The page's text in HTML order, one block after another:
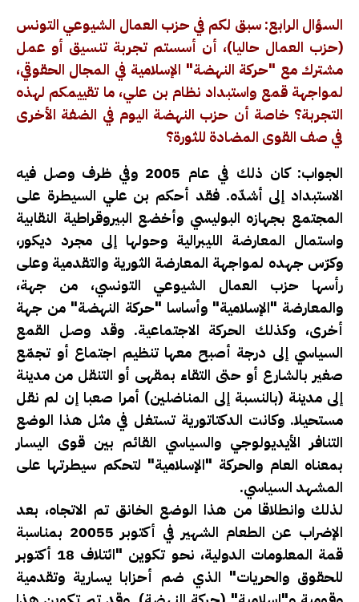
السؤال الرابع: سبق لكم في حزب العمال الشيوعي التونس
(حزب العمال حاليا)، أن أسستم تجربة تنسيق أو عمل
مشترك مع "حركة النهضة" الإسلامية في المجال الحقوقي،
لمواجهة قمع واستبداد نظام بن علي، ما تقييمكم لهذه
التجربة؟ خاصة أن حزب النهضة اليوم في الضفة الأخرى
في صف القوى المضادة للثورة؟
الجواب: كان ذلك في عام 2005 وفي ظرف وصل فيه
الاستبداد إلى أشدّه. فقد أحكم بن علي السيطرة على
المجتمع بجهازه البوليسي وأخضع البيروقراطية النقابية
واستمال المعارضة الليبرالية وحولها إلى مجرد ديكور،
وكرّس جهده لمواجهة المعارضة الثورية والتقدمية وعلى
رأسها حزب العمال الشيوعي التونسي، من جهة،
والمعارضة "الإسلامية" وأساسا "حركة النهضة" من جهة
أخرى، وكذلك الحركة الاجتماعية. وقد وصل القمع
السياسي إلى درجة أصبح معها تنظيم اجتماع أو تجمّع
صغير بالشارع أو حتى التقاء بمقهى أو التنقل من مدينة
إلى مدينة (بالنسبة إلى المناضلين) أمرا صعبا إن لم نقل
مستحيلا. وكانت الدكتاتورية تستغل في مثل هذا الوضع
التنافر الأيديولوجي والسياسي القائم بين قوى اليسار
بمعناه العام والحركة "الإسلامية" لتحكم سيطرتها على
المشهد السياسي.
لذلك وانطلاقا من هذا الوضع الخانق تم الاتجاه، بعد
الإضراب عن الطعام الشهير في أكتوبر 20055 بمناسبة
قمة المعلومات الدولية، نحو تكوين "ائتلاف 18 أكتوبر
للحقوق والحريات" الذي ضم أحزابا يسارية وتقدمية